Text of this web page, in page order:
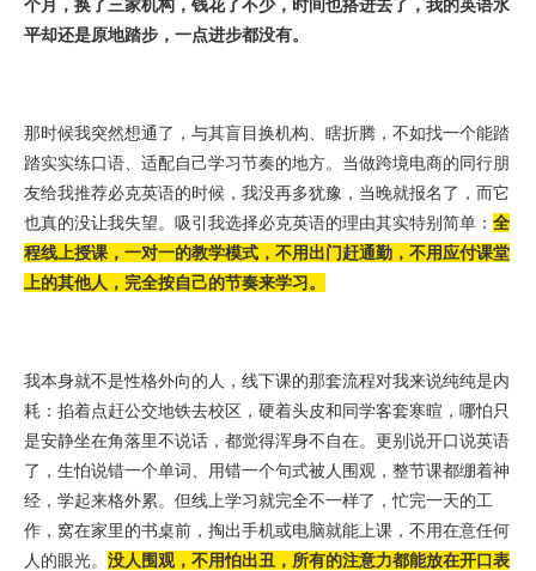
个月，换了三家机构，钱花了不少，时间也搭进去了，我的英语水
平却还是原地踏步，一点进步都没有。
那时候我突然想通了，与其盲目换机构、瞎折腾，不如找一个能踏
踏实实练口语、适配自己学习节奏的地方。当做跨境电商的同行朋
友给我推荐必克英语的时候，我没再多犹豫，当晚就报名了，而它
也真的没让我失望。吸引我选择必克英语的理由其实特别简单： 全
程线上授课，一对一的教学模式，不用出门赶通勤，不用应付课堂
上的其他人，完全按自己的节奏来学习。
我本身就不是性格外向的人，线下课的那套流程对我来说纯纯是内
耗：掐着点赶公交地铁去校区，硬着头皮和同学客套寒暄，哪怕只
是安静坐在角落里不说话，都觉得浑身不自在。更别说开口说英语
了，生怕说错一个单词、用错一个句式被人围观，整节课都绷着神
经，学起来格外累。但线上学习就完全不一样了，忙完一天的工
作，窝在家里的书桌前，掏出手机或电脑就能上课，不用在意任何
人的眼光。 没人围观，不用怕出丑，所有的注意力都能放在开口表